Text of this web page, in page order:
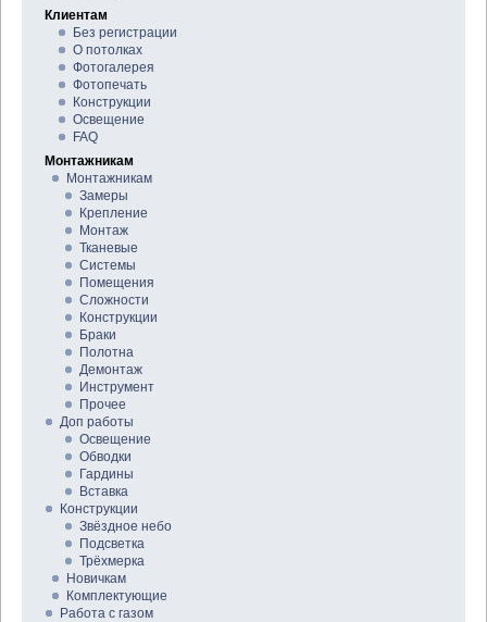
Клиентам
Без регистрации
О потолках
Фотогалерея
Фотопечать
Конструкции
Освещение
FAQ
Монтажникам
Монтажникам
Замеры
Крепление
Монтаж
Тканевые
Системы
Помещения
Сложности
Конструкции
Браки
Полотна
Демонтаж
Инструмент
Прочее
Доп работы
Освещение
Обводки
Гардины
Вставка
Конструкции
Звёздное небо
Подсветка
Трёхмерка
Новичкам
Комплектующие
Работа с газом